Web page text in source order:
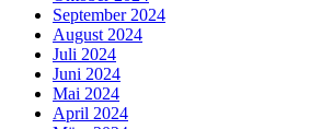
September 2024
August 2024
Juli 2024
Juni 2024
Mai 2024
April 2024